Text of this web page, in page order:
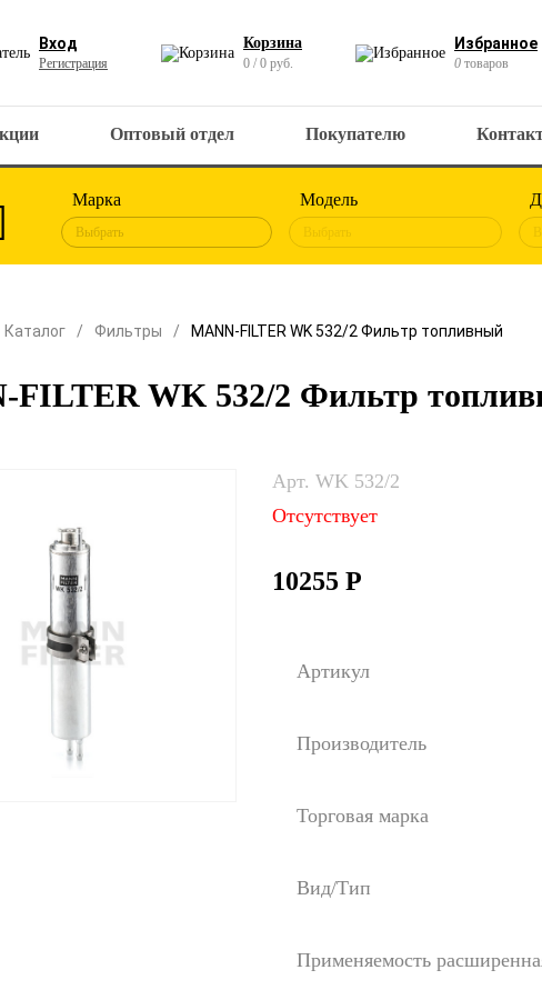
Вход
Регистрация
Корзина
0 / 0 руб.
Избранное
0 товаров
Оптовый отдел Покупателю
Марка
Выбрать
Модель
Выбрать
Каталог Фильтры MANN-FILTER WK 532/2 Фильтр топливный
FILTER WK 532/2 Фильтр
Арт. WK 532/2
Отсутствует
10255 Р
Артикул
Производитель
Торговая марка
Вид/Тип
Применяемость